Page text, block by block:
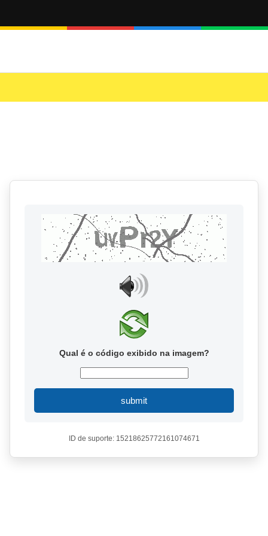
Qual é o código exibido na imagem?
submit
ID de suporte: 15218625772161074671